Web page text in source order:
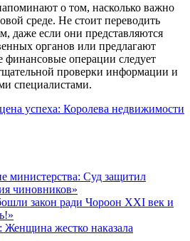
о том, насколько важно
среде. Не стоит переводить
даже если они представляются
органов или предлагают
операции следует
проверки информации и
специалистами.
успеха: Королева недвижимости
министерства: Суд защитил
чиновников»
закон ради Чороон XXI век и
жестко наказала